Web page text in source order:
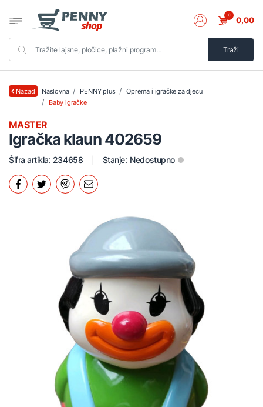
Traži
0 0,00
Nazad Naslovna PENNY plus
Oprema i igračke za djecu
Baby igračke
Igračka klaun 402659
MASTER
Šifra artikla: 234658 Stanje: Nedostupno